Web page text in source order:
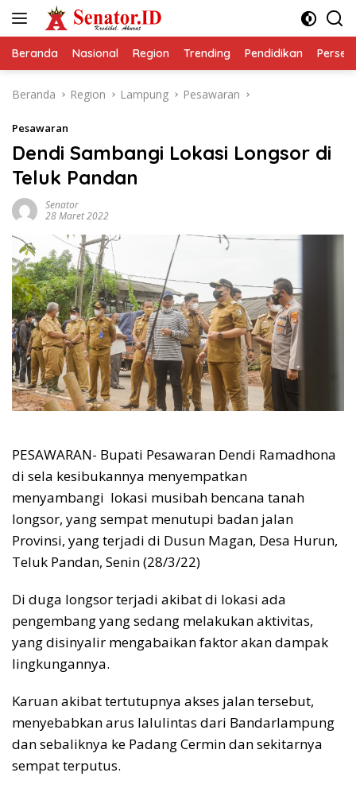
Beranda Nasional Region Trending Pendidikan
Beranda Region Lampung Pesawaran
Pesawaran
Dendi Sambangi Lokasi Longsor di
Teluk Pandan
Senator
28 Maret 2022
PESAWARAN- Bupati Pesawaran Dendi Ramadhona
di sela kesibukannya menyempatkan
menyambangi lokasi musibah bencana tanah
longsor, yang sempat menutupi badan jalan
Provinsi, yang terjadi di Dusun Magan, Desa Hurun,
Teluk Pandan, Senin (28/3/22)
Di duga longsor terjadi akibat di lokasi ada
pengembang yang sedang melakukan aktivitas,
yang disinyalir mengabaikan faktor akan dampak
lingkungannya.
Karuan akibat tertutupnya akses jalan tersebut,
menyebabkan arus lalulintas dari Bandarlampung
dan sebaliknya ke Padang Cermin dan sekitarnya
sempat terputus.